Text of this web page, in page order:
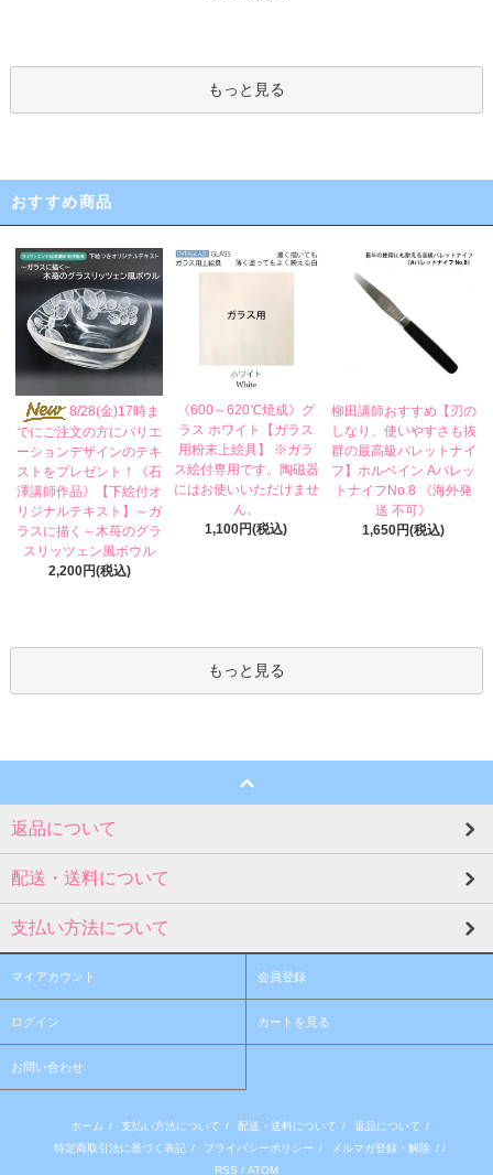
もっと見る
おすすめ商品
8/28(金)17時ま
でにご注文の方にバリエ
ーションデザインのテキ
ストをプレゼント！《石
澤講師作品》【下絵付オ
リジナルテキスト】～ガ
ラスに描く～木苺のグラ
スリッツェン風ボウル
2,200円(税込)
《600～620℃焼成》グ
ラス ホワイト【ガラス
用粉末上絵具】 ※ガラ
ス絵付専用です。陶磁器
にはお使いいただけませ
ん。
1,100円(税込)
柳田講師おすすめ【刃の
しなり、使いやすさも抜
群の最高級パレットナイ
フ】ホルベイン Aパレッ
トナイフNo.8 《海外発
送 不可》
1,650円(税込)
もっと見る
返品について
配送・送料について
支払い方法について
マイアカウント 会員登録
ログイン カートを見る
お問い合わせ
ホーム / 支払い方法について / 配送・送料について / 返品について /
特定商取引法に基づく表記 / プライバシーポリシー / メルマガ登録・解除 / /
RSS / ATOM